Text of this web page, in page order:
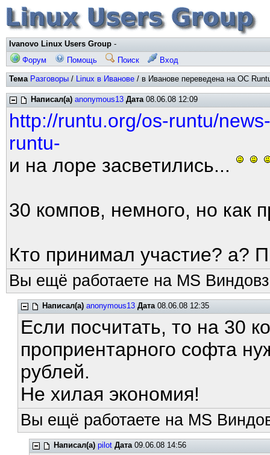
Ivanovo Linux Users Group -
Форум
Помощь Поиск Вход
Тема Разговоры / Linux в Иванове / в Иванове переведена на ОС
Написал(а) anonymous13 Дата08.06.08 12:09
http://runtu.org/os-runtu/
runtu-
и на лоре засветились...
30 компов, немного, но как
Кто принимал участие? а?
Вы ещё работаете на MS
Написал(а) anonymous13 Дата08.06.08 12:35
Если посчитать, то на 30
проприентарного софта
рублей.
Не хилая экономия!
Вы ещё работаете на MS
Написал(а) pilot Дата09.06.08 14:56